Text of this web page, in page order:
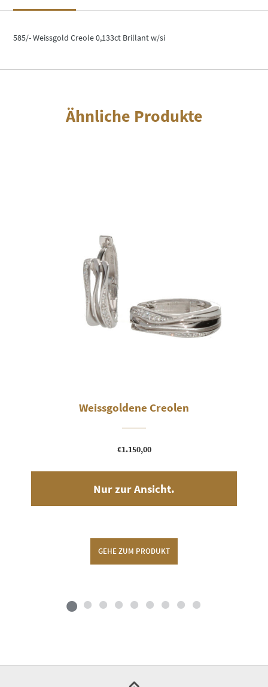
585/- Weissgold Creole 0,133ct Brillant w/si
Ähnliche Produkte
Weissgoldene Creolen
€1.150,00
Nur zur Ansicht.
GEHE ZUM PRODUKT